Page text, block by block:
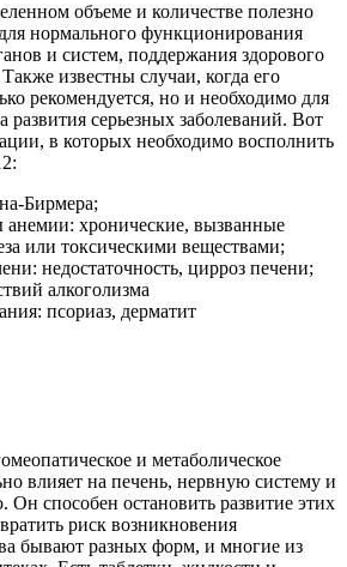
объеме и количестве полезно
нормального функционирования
и систем, поддержания здорового
известны случаи, когда его
рекомендуется, но и необходимо для
развития серьезных заболеваний. Вот
в которых необходимо восполнить
Бирмера;
анемии: хронические, вызванные
или токсическими веществами;
недостаточность, цирроз печени;
алкоголизма
псориаз, дерматит
и метаболическое
влияет на печень, нервную систему и
Он способен остановить развитие этих
риск возникновения
бывают разных форм, и многие из